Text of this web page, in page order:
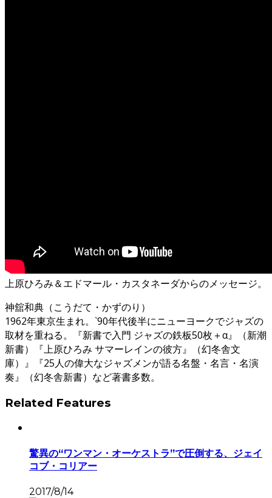
上原ひろみ＆エドマール・カスタネーダからのメッセージ。
神舘和典（こうだて・かずのり）
1962年東京生まれ。`90年代後半にニューヨークでジャズの
取材を重ねる。『新書で入門 ジャズの鉄板50枚＋α』（新潮
新書）『上原ひろみ サマーレインの彼方』（幻冬舎文
庫）』『25人の偉大なジャズメンが語る名盤・名言・名演
奏』（幻冬舎新書）など著書多数。
Related Features
驚異の“ワンマン・オーケストラ”で圧倒する、ジェイ
コブ・コリアー
2017/8/14